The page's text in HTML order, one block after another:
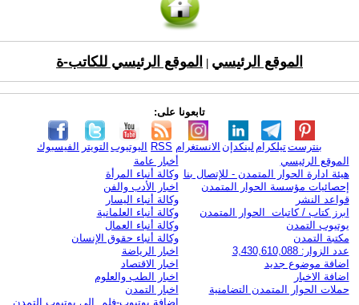
الموقع الرئيسي الموقع الرئيسي للكاتب-ة
تابعونا على:
الفيسبوك التويتر اليوتيوب RSS الانستغرام لينكدإن تيلكرامبنترست
الموقع الرئيسي
هيئة ادارة الحوار المتمدن - للإتصال بنا
إحصائيات مؤسسة الحوار المتمدن
قواعد النشر
ابرز كتاب / كاتبات الحوار المتمدن
يوتيوب التمدن
مكتبة التمدن
عدد الزوار: 3,430,610,088
اضافة موضوع جديد
اضافة الاخبار
حملات الحوار المتمدن التضامنية
أخبار عامة
وكالة أنباء المرأة
اخبار الأدب والفن
وكالة أنباء اليسار
وكالة أنباء العلمانية
وكالة أنباء العمال
وكالة أنباء حقوق الإنسان
اخبار الرياضة
اخبار الاقتصاد
اخبار الطب والعلوم
اخبار التمدن
إضافة يوتيوب-فلم إلى يوتيوب التمدن